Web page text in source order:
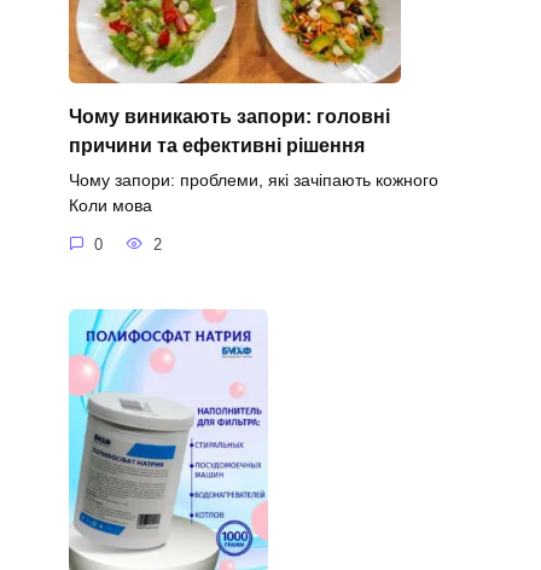
Чому виникають запори: головні
причини та ефективні рішення
Чому запори: проблеми, які зачіпають кожного
Коли мова
0 2